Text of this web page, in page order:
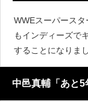
WWEスーパース
もインディーズで
することになりま
中邑真輔「あと5